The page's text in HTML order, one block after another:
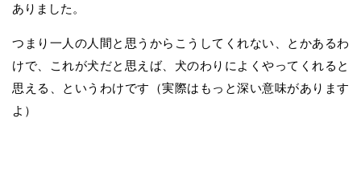
ありました。
つまり一人の人間と思うからこうしてくれない、とかあるわ
けで、これが犬だと思えば、犬のわりによくやってくれると
思える、というわけです（実際はもっと深い意味があります
よ）